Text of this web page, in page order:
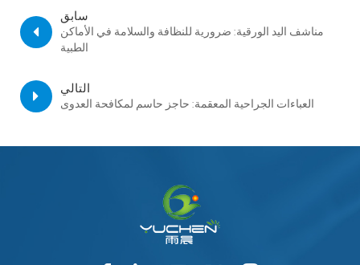
سابق
مناشف اليد الورقية: ضرورية للنظافة والسلامة في الأماكن
الطبية
التالي
العباءات الجراحية المعقمة: حاجز حاسم لمكافحة العدوى